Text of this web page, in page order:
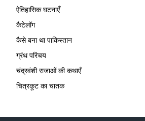
ऐतिहासिक घटनाएँ
कैटेलॉग
कैसे बना था पाकिस्तान
ग्रंथ परिचय
चंद्रवंशी राजाओं की कथाएँ
चित्रकूट का चातक